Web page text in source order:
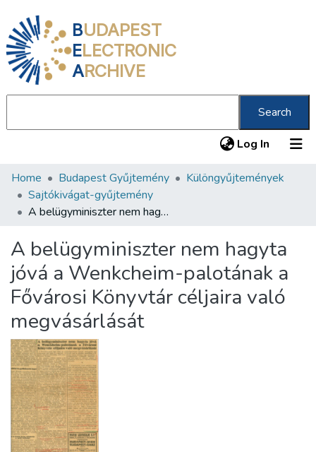
BUDAPEST
ELECTRONIC
ARCHIVE
Search
Log In (current)
Communities & Collections
All of DSpace
About us
Home Budapest Gyűjtemény
Különgyűjtemények
Sajtókivágat-gyűjtemény
A belügyminiszter nem hagyta jóvá a Wenkcheim-palotának a Fővárosi Könyvtár céljaira való megvásárlását
A belügyminiszter nem hagyta
jóvá a Wenkcheim-palotának a
Fővárosi Könyvtár céljaira való
megvásárlását